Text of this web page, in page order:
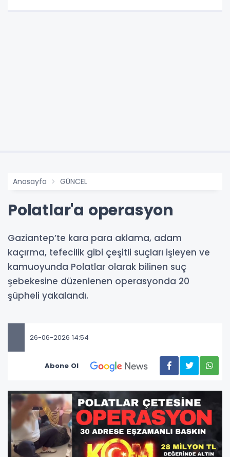
Anasayfa GÜNCEL
Polatlar'a operasyon
Gaziantep’te kara para aklama, adam
kaçırma, tefecilik gibi çeşitli suçları işleyen ve
kamuoyunda Polatlar olarak bilinen suç
şebekesine düzenlenen operasyonda 20
şüpheli yakalandı.
26-06-2026 14:54
Abone Ol